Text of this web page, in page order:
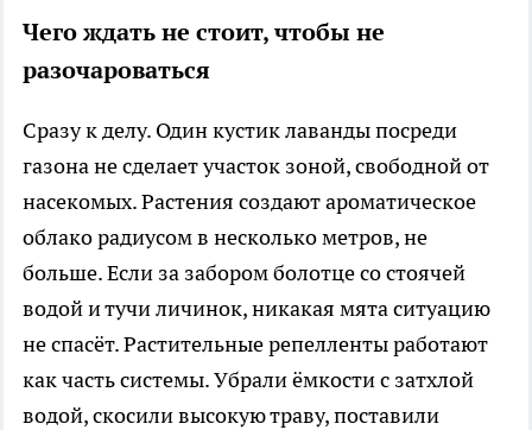
Чего ждать не стоит, чтобы не
разочароваться
Сразу к делу. Один кустик лаванды посреди
газона не сделает участок зоной, свободной от
насекомых. Растения создают ароматическое
облако радиусом в несколько метров, не
больше. Если за забором болотце со стоячей
водой и тучи личинок, никакая мята ситуацию
не спасёт. Растительные репелленты работают
как часть системы. Убрали ёмкости с затхлой
водой, скосили высокую траву, поставили